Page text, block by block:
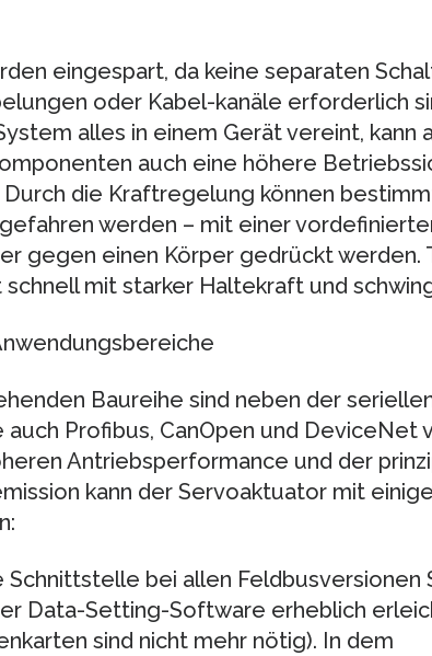
eingespart, da keine separaten
oder Kabel-kanäle erforderlich
alles in einem Gerät vereint, kann
auch eine höhere
die Kraftregelung können
werden – mit einer
gegen einen Körper gedrückt werden.
mit starker Haltekraft und
Baureihe sind neben der
Profibus, CanOpen und DeviceNet
Antriebsperformance und der
kann der Servoaktuator mit
Schnittstelle bei allen Feldbusversionen
Data-Setting-Software erheblich
sind nicht mehr nötig). In dem